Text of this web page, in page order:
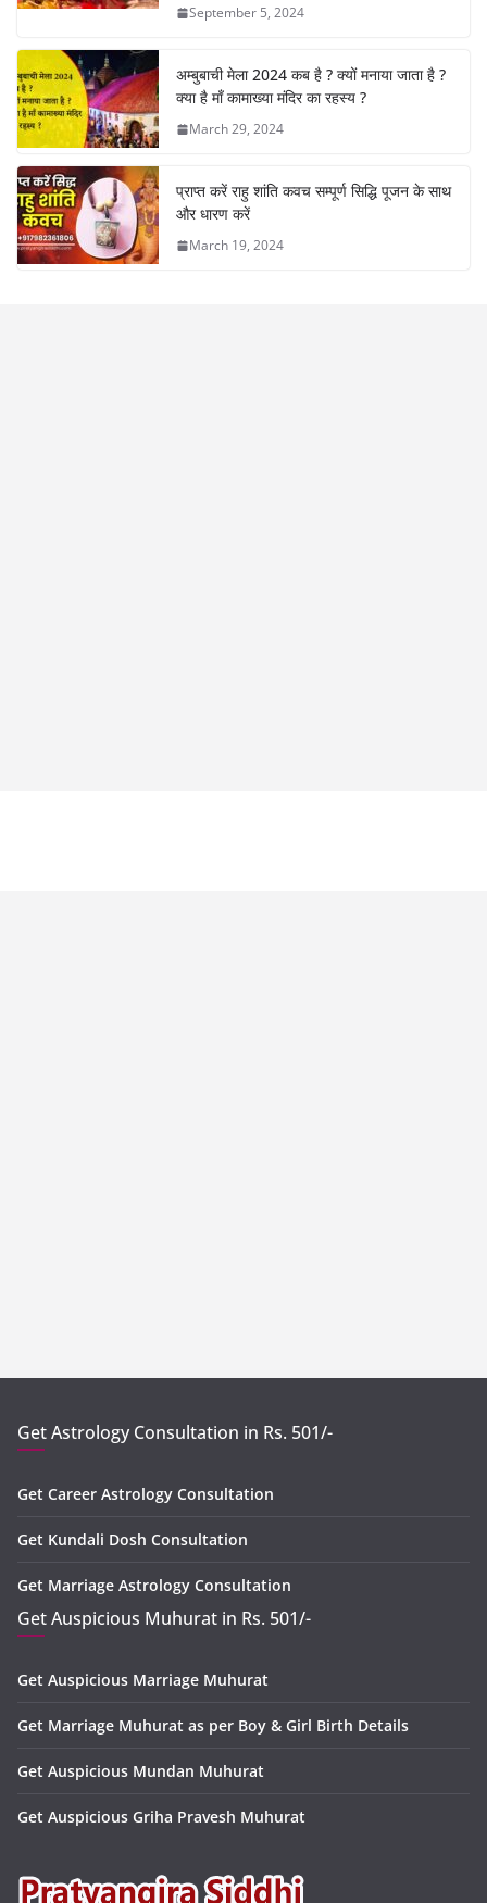
September 5, 2024
अम्बुबाची मेला 2024 कब है ? क्यों मनाया जाता है ?
क्या है माँ कामाख्या मंदिर का रहस्य ?
March 29, 2024
प्राप्त करें राहु शांति कवच सम्पूर्ण सिद्धि पूजन के साथ
और धारण करें
March 19, 2024
Get Astrology Consultation in Rs. 501/-
Get Career Astrology Consultation
Get Kundali Dosh Consultation
Get Marriage Astrology Consultation
Get Auspicious Muhurat in Rs. 501/-
Get Auspicious Marriage Muhurat
Get Marriage Muhurat as per Boy & Girl Birth Details
Get Auspicious Mundan Muhurat
Get Auspicious Griha Pravesh Muhurat